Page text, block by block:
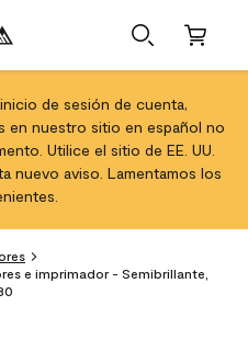
de sesión de cuenta,
en nuestro sitio en español no
Utilice el sitio de EE. UU.
nuevo aviso. Lamentamos los
e imprimador - Semibrillante,